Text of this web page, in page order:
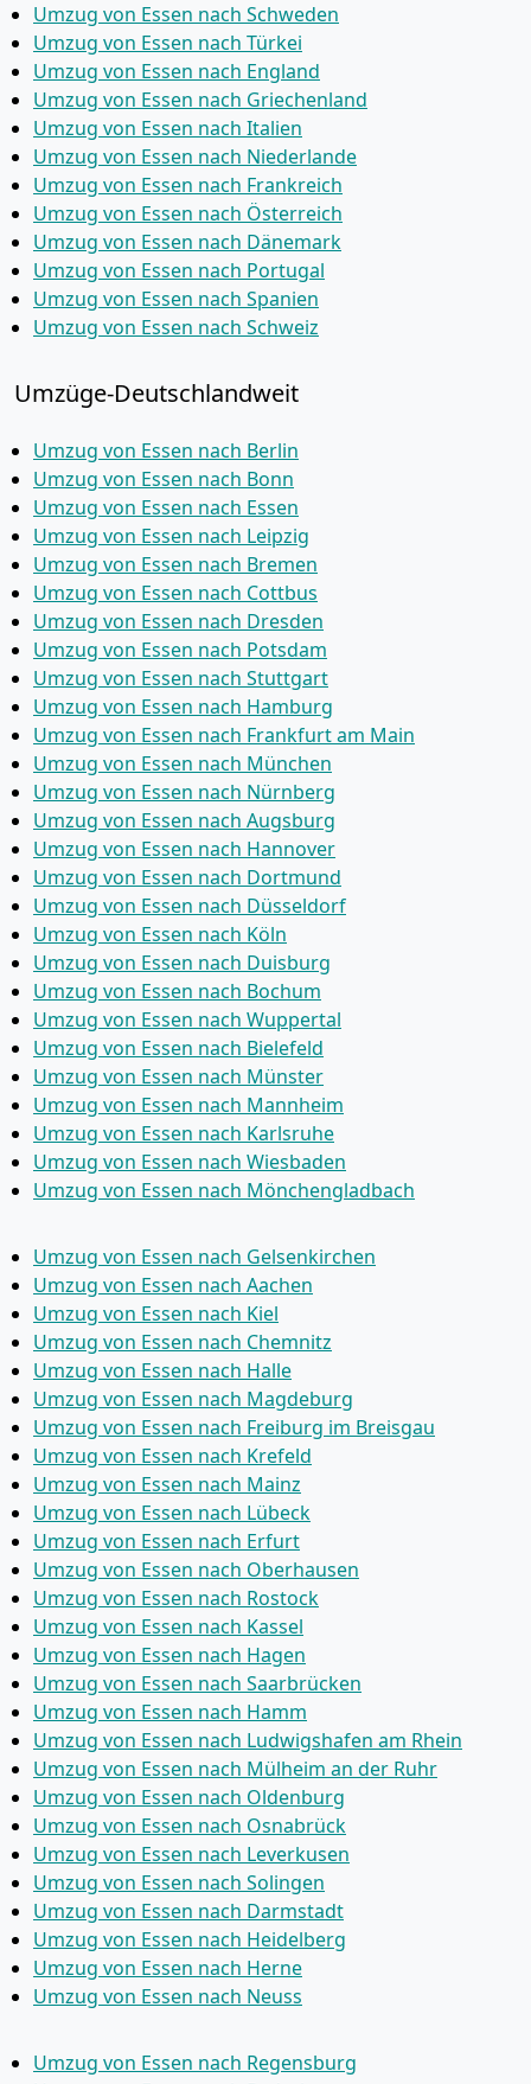
Umzug von Essen nach Schweden
Umzug von Essen nach Türkei
Umzug von Essen nach England
Umzug von Essen nach Griechenland
Umzug von Essen nach Italien
Umzug von Essen nach Niederlande
Umzug von Essen nach Frankreich
Umzug von Essen nach Österreich
Umzug von Essen nach Dänemark
Umzug von Essen nach Portugal
Umzug von Essen nach Spanien
Umzug von Essen nach Schweiz
Umzüge-Deutschlandweit
Umzug von Essen nach Berlin
Umzug von Essen nach Bonn
Umzug von Essen nach Essen
Umzug von Essen nach Leipzig
Umzug von Essen nach Bremen
Umzug von Essen nach Cottbus
Umzug von Essen nach Dresden
Umzug von Essen nach Potsdam
Umzug von Essen nach Stuttgart
Umzug von Essen nach Hamburg
Umzug von Essen nach Frankfurt am Main
Umzug von Essen nach München
Umzug von Essen nach Nürnberg
Umzug von Essen nach Augsburg
Umzug von Essen nach Hannover
Umzug von Essen nach Dortmund
Umzug von Essen nach Düsseldorf
Umzug von Essen nach Köln
Umzug von Essen nach Duisburg
Umzug von Essen nach Bochum
Umzug von Essen nach Wuppertal
Umzug von Essen nach Bielefeld
Umzug von Essen nach Münster
Umzug von Essen nach Mannheim
Umzug von Essen nach Karlsruhe
Umzug von Essen nach Wiesbaden
Umzug von Essen nach Mönchen­gladbach
Umzug von Essen nach Gelsenkirchen
Umzug von Essen nach Aachen
Umzug von Essen nach Kiel
Umzug von Essen nach Chemnitz
Umzug von Essen nach Halle
Umzug von Essen nach Magdeburg
Umzug von Essen nach Freiburg im Breisgau
Umzug von Essen nach Krefeld
Umzug von Essen nach Mainz
Umzug von Essen nach Lübeck
Umzug von Essen nach Erfurt
Umzug von Essen nach Oberhausen
Umzug von Essen nach Rostock
Umzug von Essen nach Kassel
Umzug von Essen nach Hagen
Umzug von Essen nach Saarbrücken
Umzug von Essen nach Hamm
Umzug von Essen nach Ludwigshafen am Rhein
Umzug von Essen nach Mülheim an der Ruhr
Umzug von Essen nach Oldenburg
Umzug von Essen nach Osnabrück
Umzug von Essen nach Leverkusen
Umzug von Essen nach Solingen
Umzug von Essen nach Darmstadt
Umzug von Essen nach Heidelberg
Umzug von Essen nach Herne
Umzug von Essen nach Neuss
Umzug von Essen nach Regensburg